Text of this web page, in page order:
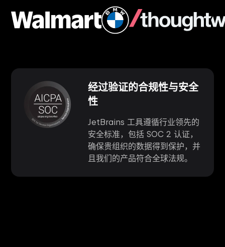
经过验证的合规性与安全
性
JetBrains 工具遵循行业领先的
安全标准，包括 SOC 2 认证，
确保贵组织的数据得到保护，并
且我们的产品符合全球法规。